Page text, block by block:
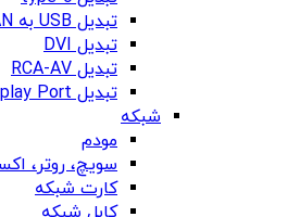
تبدیل USB به LAN
تبدیل DVI
تبدیل RCA-AV
تبدیل Display Port
شبکه
مودم
سویچ، روتر،
کارت شبکه